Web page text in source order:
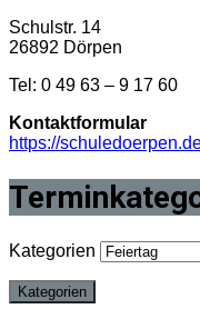
Schulstr. 14
26892 Dörpen
Tel: 0 49 63 – 9 17 60
Kontaktformular
https://
Kategorien